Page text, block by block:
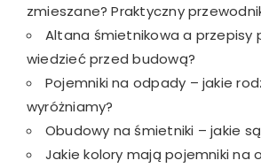
zmieszane? Praktyczny
Altana śmietnikowa a przepisy
wiedzieć przed budową?
Pojemniki na odpady – jakie
wyróżniamy?
Obudowy na śmietniki – jakie
Jakie kolory mają pojemniki na